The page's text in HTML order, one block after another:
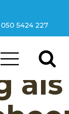
050 5424 227
als